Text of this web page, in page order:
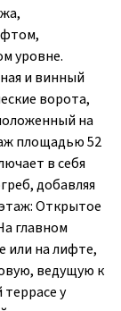
уровне.
и винный
ворота,
на
площадью 52
в себя
добавляя
Открытое
главном
или на лифте,
ведущую к
у